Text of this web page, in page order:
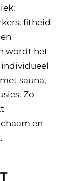
fitheid
wordt het
sauna,
Zo
en